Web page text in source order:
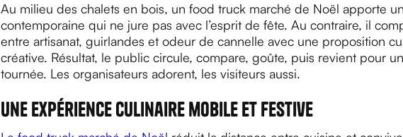
Au milieu des chalets en bois, un food truck marché de Noël apporte
contemporaine qui ne jure pas avec l’esprit de fête. Au contraire, il
entre artisanat, guirlandes et odeur de cannelle avec une proposition
créative. Résultat, le public circule, compare, goûte, puis revient pour
tournée. Les organisateurs adorent, les visiteurs aussi.
Une expérience culinaire mobile et festive